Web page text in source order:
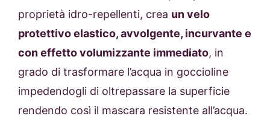
proprietà idro-repellenti, crea un velo
protettivo elastico, avvolgente, incurvante e
con effetto volumizzante immediato, in
grado di trasformare l’acqua in goccioline
impedendogli di oltrepassare la superficie
rendendo così il mascara resistente all’acqua.